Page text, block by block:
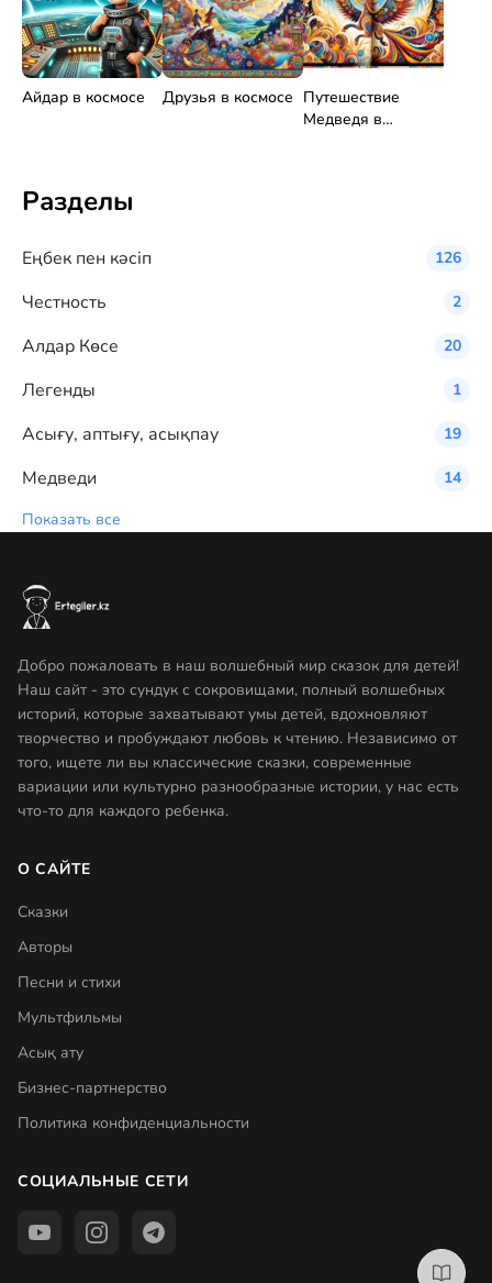
Айдар в космосе Друзья в космосе Путешествие
Медведя в
Разделы
Eңбек пен кәсіп 126
Честность 2
Алдар Көсе 20
Легенды 1
Асығу, аптығу, асықпау 19
Медведи
14
Показать все
Добро пожаловать в наш волшебный мир сказок для детей!
Наш сайт - это сундук с сокровищами, полный волшебных
историй, которые захватывают умы детей, вдохновляют
творчество и пробуждают любовь к чтению. Независимо от
того, ищете ли вы классические сказки, современные
вариации или культурно разнообразные истории, у нас есть
что-то для каждого ребенка.
О САЙТЕ
Сказки
Авторы
Песни и стихи
Мультфильмы
Асық ату
Бизнес-партнерство
Политика конфиденциальности
СОЦИАЛЬНЫЕ СЕТИ